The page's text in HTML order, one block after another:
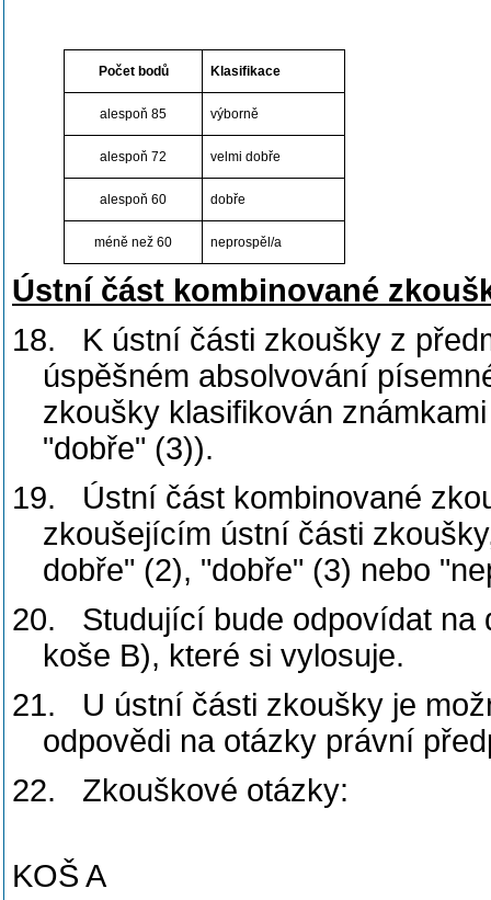
Počet bodů Klasifikace
alespoň 85 výborně
alespoň 72 velmi dobře
alespoň 60 dobře
méně než 60 neprospěl/a
Ústní část kombinované
18.
K ústní části zkoušky z
úspěšném absolvování
zkoušky klasifikován
"dobře" (3)).
19.
Ústní část kombinované
zkoušejícím ústní části
dobře" (2), "dobře" (3) nebo
20.
Studující bude odpovídat na
koše B), které si vylosuje.
21.
U ústní části zkoušky je
odpovědi na otázky právní
22.
Zkouškové otázky:
KOŠ A